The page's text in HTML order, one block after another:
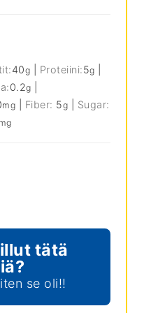
40g Proteiini:5g
0.2g
mg Fiber: 5g
Sugar:
mg
tätä
se oli!!